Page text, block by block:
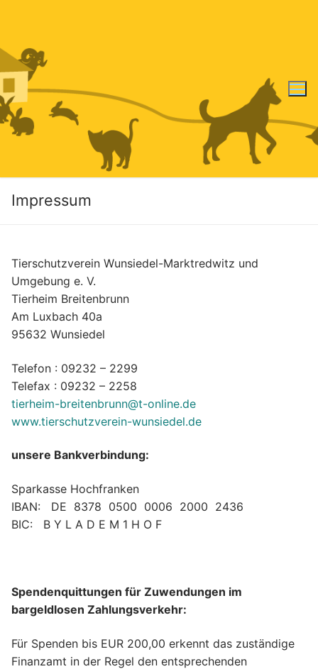
Impressum
Tierschutzverein Wunsiedel-Marktredwitz und
Umgebung e. V.
Tierheim Breitenbrunn
Am Luxbach 40a
95632 Wunsiedel
Telefon : 09232 – 2299
Telefax : 09232 – 2258
tierheim-breitenbrunn@t-online.de
www.tierschutzverein-wunsiedel.de
unsere Bankverbindung:
Sparkasse Hochfranken
IBAN: DE 8378 0500 0006 2000 2436
BIC: B Y L A D E M 1 H O F
Spendenquittungen für Zuwendungen im
bargeldlosen Zahlungsverkehr:
Für Spenden bis EUR 200,00 erkennt das zuständige
Finanzamt in der Regel den entsprechenden